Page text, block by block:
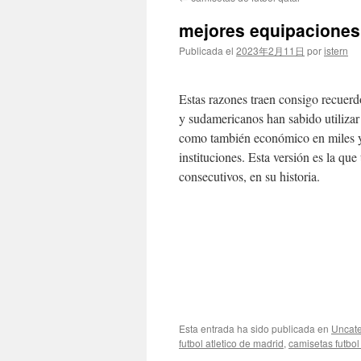
contenido
mejores
Publicada el 2023年2月11日 poristern
Estas razones traen consigo
y sudamericanos han sabido
como también económico en miles
instituciones. Esta versión es la
consecutivos, en su historia.
Esta entrada ha sido publicada en
futbol atletico de madrid, camisetas